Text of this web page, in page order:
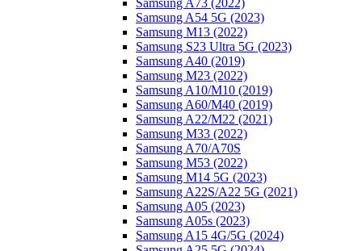
Samsung A73 (2022)
Samsung A54 5G (2023)
Samsung M13 (2022)
Samsung S23 Ultra 5G (2023)
Samsung A40 (2019)
Samsung M23 (2022)
Samsung A10/M10 (2019)
Samsung A60/M40 (2019)
Samsung A22/M22 (2021)
Samsung M33 (2022)
Samsung A70/A70S
Samsung M53 (2022)
Samsung M14 5G (2023)
Samsung A22S/A22 5G (2021)
Samsung A05 (2023)
Samsung A05s (2023)
Samsung A15 4G/5G (2024)